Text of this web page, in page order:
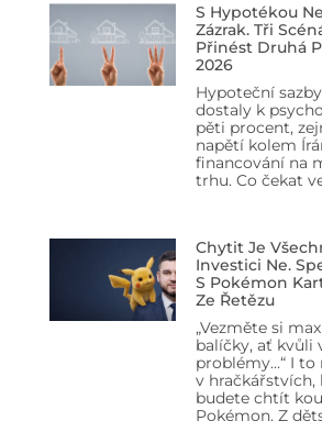
S Hypotékou
Zázrak. Tři
Přinést Druhá
2026
Hypoteční
dostaly k
pěti procent,
napětí kolem
financování na
trhu. Co čekat
Chytit Je
Investici Ne.
S Pokémon
Ze Řetězu
„Vezměte si
balíčky, ať kvůli
problémy…“ I to
v hračkářstvích,
budete chtít
Pokémon. Z